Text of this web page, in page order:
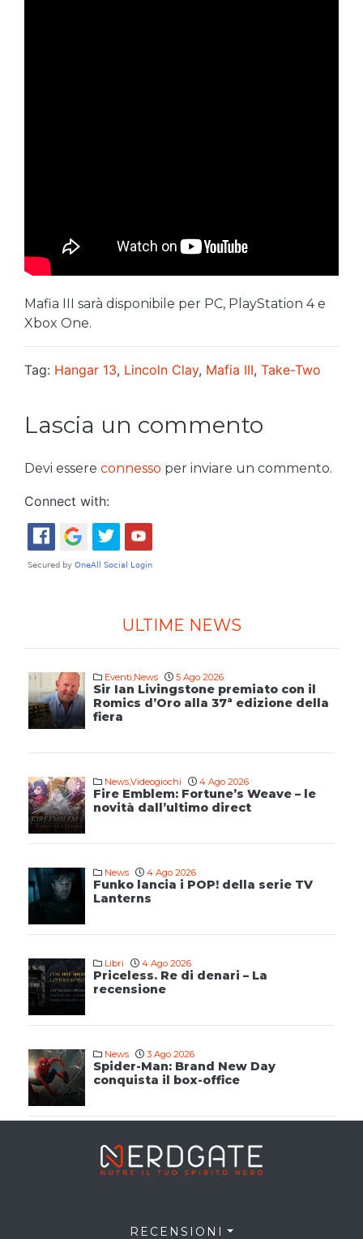
Mafia III sarà disponibile per PC, PlayStation 4 e
Xbox One.
Tag: Hangar 13, Lincoln Clay, Mafia III, Take-Two
Lascia un commento
Devi essere connesso per inviare un commento.
Connect with:
ULTIME NEWS
Eventi,News 5 Ago 2026
Sir Ian Livingstone premiato con il
Romics d’Oro alla 37ª edizione della
fiera
News,Videogiochi 4 Ago 2026
Fire Emblem: Fortune’s Weave – le
novità dall’ultimo direct
News 4 Ago 2026
Funko lancia i POP! della serie TV
Lanterns
Libri 4 Ago 2026
Priceless. Re di denari – La
recensione
News 3 Ago 2026
Spider-Man: Brand New Day
conquista il box-office
RECENSIONI